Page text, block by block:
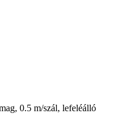
0.5 m/szál, lefeléálló